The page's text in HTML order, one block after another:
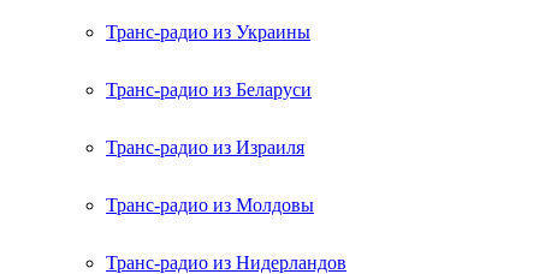
Транс-радио из Украины
Транс-радио из Беларуси
Транс-радио из Израиля
Транс-радио из Молдовы
Транс-радио из Нидерландов